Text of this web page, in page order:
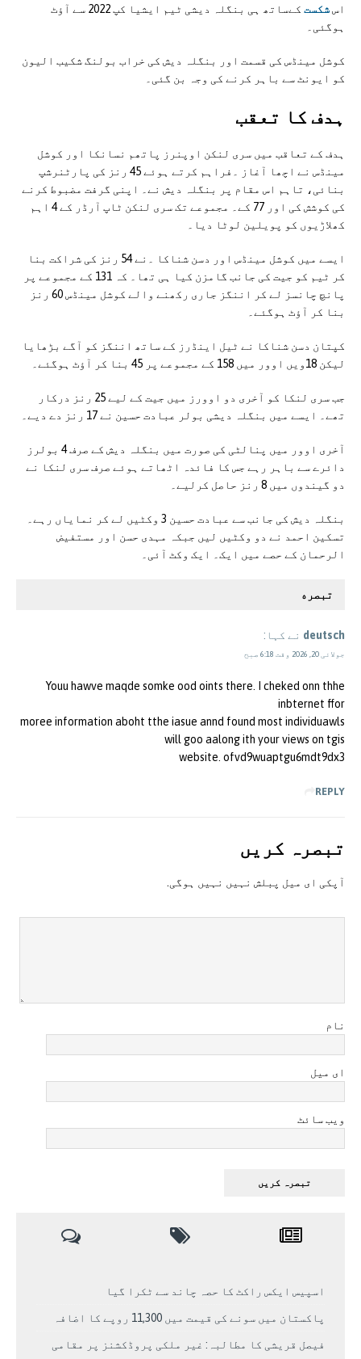
اسشکست
کےساتھ ہی بنگلہ دیشی ٹیم ایشیا کپ 2022 سے آؤٹ
ہوگئی۔
کوشل مینڈس کی قسمت اور بنگلہ دیش کی خراب بولنگ شکیب الیون
کو ایونٹ سے باہر کرنے کی وجہ بن گئی۔
ہدف کا تعقب
ہدف کے تعاقب میں سری لنکن اوپنرز پاتھم نسانکا اور کوشل
مینڈس نے اچھا آغاز ۔فراہم کرتے ہوئے 45 رنز کی پارٹنرشپ
بنائی، تاہم اس مقام پر بنگلہ دیش نے۔ اپنی گرفت مضبوط کرنے
کی کوشش کی اور 77 کے۔ مجموعے تک سری لنکن ٹاپ آرڈر کے 4 اہم
کھلاڑیوں کو پویلین لوٹا دیا۔
ایسے میں کوشل مینڈس اور دسن شناکا ۔نے 54 رنز کی شراکت بنا
کر ٹیم کو جیت کی جانب گامزن کیا ہی تھا۔ کہ 131 کے مجموعے پر
پانچ چانسز لے کر اننگز جاری رکھنے والے کوشل مینڈس 60 رنز
بنا کر آؤٹ ہوگئے۔
کپتان دسن شناکا نے ٹیل اینڈرز کے ساتھ اننگز کو آگے بڑھایا
لیکن 18ویں اوور میں 158 کے مجموعے پر 45 بنا کر آؤٹ ہوگئے۔
جب سری لنکا کو آخری دو اوورز میں جیت کے لیے 25 رنز درکار
تھے۔ ایسے میں بنگلہ دیشی بولر عبادت حسین نے 17 رنز دے دیے۔
آخری اوور میں پنالٹی کی صورت میں بنگلہ دیش کے صرف 4 بولرز
دائرے سے باہر رہے جس کا فائدہ اٹھاتے ہوئے صرف سری لنکا نے
دو گیندوں میں 8 رنز حاصل کرلیے۔
بنگلہ دیش کی جانب سے عبادت حسین 3 وکٹیں لے کر نمایاں رہے۔
تسکین احمد نے دو وکٹیں لیں جبکہ مہدی حسن اور مستفیض
الرحمان کے حصے میں ایک۔ ایک وکٹ آئی۔
تبصره
deutsch نے کہا:
جولائی 20, 2026 وقت 6:18 صبح
Youu hawve maqde somke ood oints there. I cheked onn thhe
inbternet ffor
moree information aboht tthe iasue annd found most individuawls
will goo aalong ith your views on tgis
website. ofvd9wuaptgu6mdt9dx3
REPLY
تبصرہ کريں
آپکی ای ميل پبلش نہيں نہيں ہوگی.
نام
ای میل
ویب سائٹ
اسپیس ایکس راکٹ کا حصہ چاند سے ٹکرا گیا
پاکستان میں سونے کی قیمت میں 11,300 روپے کا اضافہ
فیصل قریشی کا مطالبہ: غیر ملکی پروڈکشنز پر مقامی